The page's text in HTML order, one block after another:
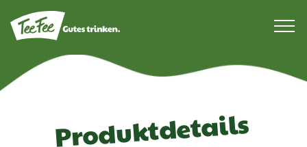
Produktdetails